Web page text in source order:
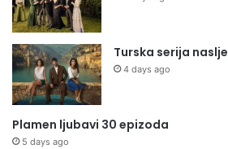
Turska serija
4 days ago
Plamen ljubavi 30 epizoda
5 days ago